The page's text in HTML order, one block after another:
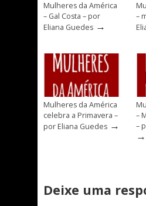
Mulheres da América
– Gal Costa – por
Eliana Guedes →
–
Mulheres da América
celebra a Primavera –
por Eliana Guedes →
–
–
→
Deixe uma